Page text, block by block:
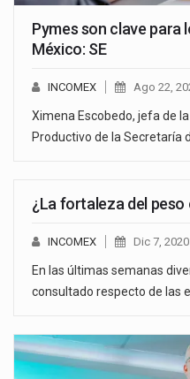
Pymes son clave para
México: SE
INCOMEX Ago 22,
Ximena Escobedo, jefa de
Productivo de la Secretaría
¿La fortaleza del peso
INCOMEX Dic 7, 2020
En las últimas semanas
consultado respecto de las